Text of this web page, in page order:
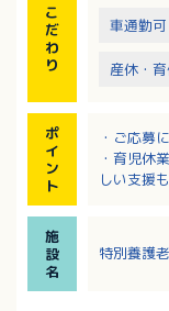
こ
だ
わ
り
車通勤可
産休・
ポ
イ
ン
ト
・ご応募
・育児休
しい支援
・幅広い
施
設
名
特別養護